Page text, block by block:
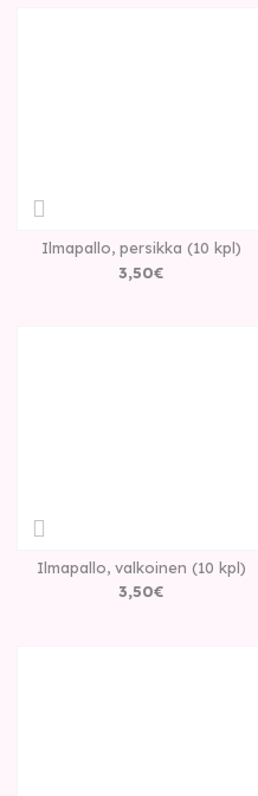
Ilmapallo, persikka (10 kpl)
3,50€
Ilmapallo, valkoinen (10 kpl)
3,50€